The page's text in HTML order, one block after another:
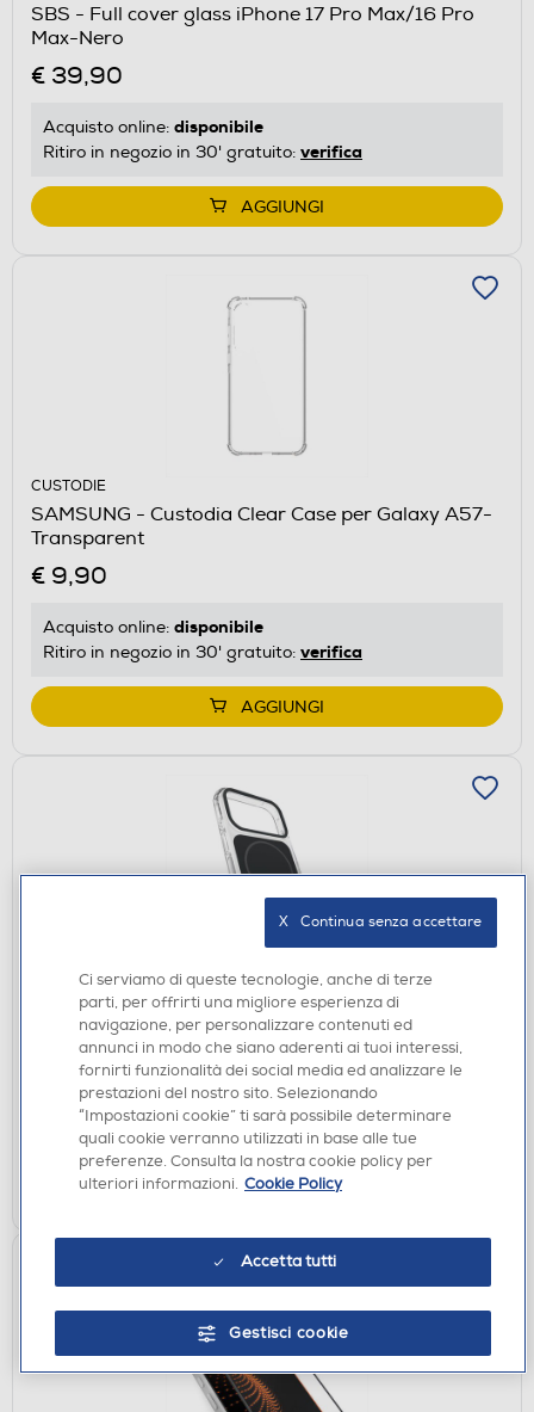
SBS - Full cover glass iPhone 17 Pro Max/16 Pro
Max-Nero
€ 39,90
Acquisto online: disponibile
Ritiro in negozio in 30' gratuito: verifica
AGGIUNGI
CUSTODIE
SAMSUNG - Custodia Clear Case per Galaxy A57-
Transparent
€ 9,90
Acquisto online: disponibile
Ritiro in negozio in 30' gratuito: verifica
AGGIUNGI
CUSTODIE
SBS - Cover Block per iPhone 17 Pro-nero
€ 29,90
Acquisto online:disponibile
Ritiro in negozio in 30' gratuito:verifica
AGGIUNGI
Ci serviamo di queste tecnologie, anche di terze
parti, per offrirti una migliore esperienza di
navigazione, per personalizzare contenuti ed
annunci in modo che siano aderenti ai tuoi interessi,
fornirti funzionalità dei social media ed analizzare le
prestazioni del nostro sito. Selezionando
“Impostazioni cookie” ti sarà possibile determinare
quali cookie verranno utilizzati in base alle tue
preferenze. Consulta la nostra cookie policy per
ulteriori informazioni. Cookie Policy
Accetta tutti
Gestisci cookie
X   Continua senza accettare